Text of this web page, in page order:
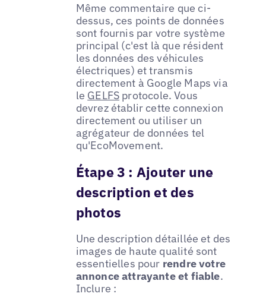
Même commentaire que ci-
dessus, ces points de données
sont fournis par votre système
principal (c'est là que résident
les données des véhicules
électriques) et transmis
directement à Google Maps via
le GELFS protocole. Vous
devrez établir cette connexion
directement ou utiliser un
agrégateur de données tel
qu'EcoMovement.
Étape 3 : Ajouter une
description et des
photos
Une description détaillée et des
images de haute qualité sont
essentielles pour rendre votre
annonce attrayante et fiable.
Inclure :